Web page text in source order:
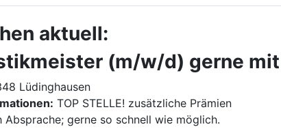
aktuell:
(m/w/d) gerne
Lüdinghausen
TOP STELLE! zusätzliche Prämien
Absprache; gerne so schnell wie möglich.